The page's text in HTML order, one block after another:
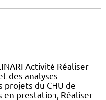
Activité Réaliser
des analyses
projets du CHU de
en prestation, Réaliser